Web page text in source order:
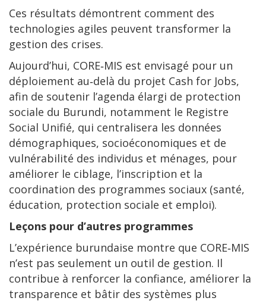
Ces résultats démontrent comment des
technologies agiles peuvent transformer la
gestion des crises.
Aujourd’hui, CORE‑MIS est envisagé pour un
déploiement au‑delà du projet Cash for Jobs,
afin de soutenir l’agenda élargi de protection
sociale du Burundi, notamment le Registre
Social Unifié, qui centralisera les données
démographiques, socioéconomiques et de
vulnérabilité des individus et ménages, pour
améliorer le ciblage, l’inscription et la
coordination des programmes sociaux (santé,
éducation, protection sociale et emploi).
Leçons pour d’autres programmes
L’expérience burundaise montre que CORE‑MIS
n’est pas seulement un outil de gestion. Il
contribue à renforcer la confiance, améliorer la
transparence et bâtir des systèmes plus